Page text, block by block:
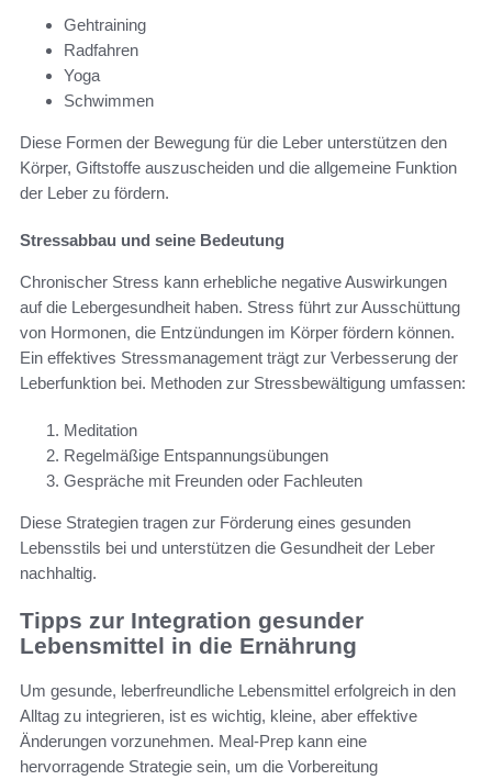
Gehtraining
Radfahren
Yoga
Schwimmen
Diese Formen der Bewegung für die Leber unterstützen den
Körper, Giftstoffe auszuscheiden und die allgemeine Funktion
der Leber zu fördern.
Stressabbau und seine Bedeutung
Chronischer Stress kann erhebliche negative Auswirkungen
auf die Lebergesundheit haben. Stress führt zur Ausschüttung
von Hormonen, die Entzündungen im Körper fördern können.
Ein effektives Stressmanagement trägt zur Verbesserung der
Leberfunktion bei. Methoden zur Stressbewältigung umfassen:
Meditation
Regelmäßige Entspannungsübungen
Gespräche mit Freunden oder Fachleuten
Diese Strategien tragen zur Förderung eines gesunden
Lebensstils bei und unterstützen die Gesundheit der Leber
nachhaltig.
Tipps zur Integration gesunder
Lebensmittel in die Ernährung
Um gesunde, leberfreundliche Lebensmittel erfolgreich in den
Alltag zu integrieren, ist es wichtig, kleine, aber effektive
Änderungen vorzunehmen. Meal-Prep kann eine
hervorragende Strategie sein, um die Vorbereitung